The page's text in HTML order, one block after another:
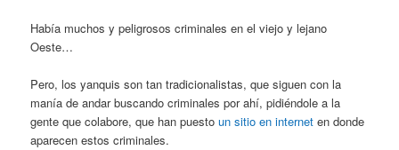
Había muchos y peligrosos criminales en el viejo y lejano
Oeste…
Pero, los yanquis son tan tradicionalistas, que siguen con la
manía de andar buscando criminales por ahí, pidiéndole a la
gente que colabore, que han puestoun sitio en internet en donde
aparecen estos criminales.